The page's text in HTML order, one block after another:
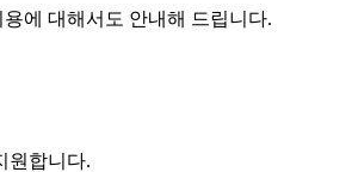
에 대해서도 안내해 드립니다.
원합니다.